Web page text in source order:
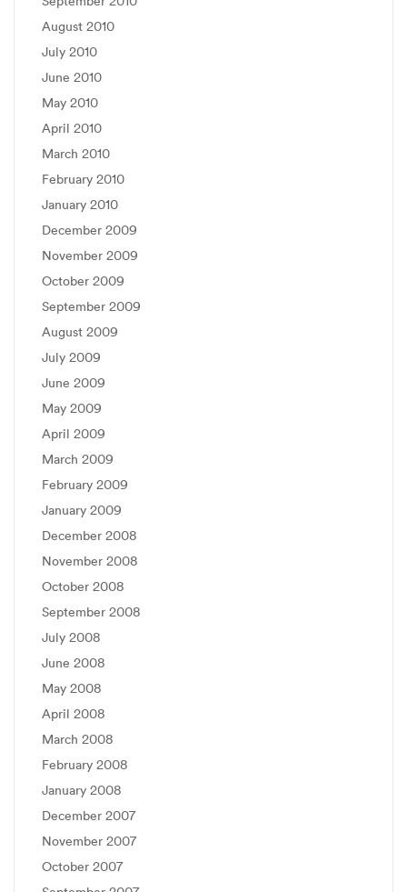
August 2010
July 2010
June 2010
May 2010
April 2010
March 2010
February 2010
January 2010
December 2009
November 2009
October 2009
September 2009
August 2009
July 2009
June 2009
May 2009
April 2009
March 2009
February 2009
January 2009
December 2008
November 2008
October 2008
September 2008
July 2008
June 2008
May 2008
April 2008
March 2008
February 2008
January 2008
December 2007
November 2007
October 2007